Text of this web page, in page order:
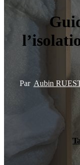
Par Aubin